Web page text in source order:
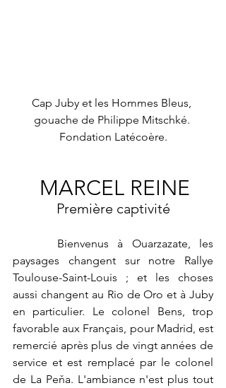
Cap Juby et les Hommes Bleus,
gouache de Philippe Mitschké.
Fondation Latécoère.
MARCEL REINE
Première captivité
paysages changent sur notre Rallye
Toulouse-Saint-Louis ; et les choses
aussi changent au Rio de Oro et à Juby
en particulier. Le colonel Bens, trop
favorable aux Français, pour Madrid, est
remercié après plus de vingt années de
service et est remplacé par le colonel
de La Peňa. L'ambiance n'est plus tout